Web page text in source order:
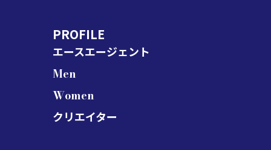
PROFILE
エースエージェント
Men
Women
クリエイター